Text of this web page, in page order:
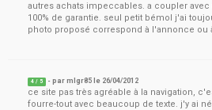
autres achats impeccables. a coupler
100% de garantie. seul petit bémol j'ai
photo proposé correspond à l'annonce ou
4 / 5 - parmlgr85 le 26/04/2012
ce site pas très agréable à la navigation,
fourre-tout avec beaucoup de texte. j'y ai